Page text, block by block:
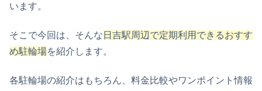
います。
そこで今回は、そんな 日吉駅周辺で定期利用できるおすす
め駐輪場を紹介します。
各駐輪場の紹介はもちろん、料金比較やワンポイント情報